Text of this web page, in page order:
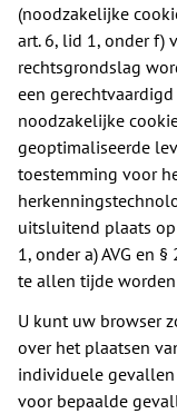
(noodzakelijke
art. 6, lid 1, onder f)
rechtsgrondslag
een
noodzakelijke
geoptimaliseerde
toestemming voor
uitsluitend plaats
1, onder a) AVG en
te allen tijde
U kunt uw browser
over het plaatsen
individuele gevallen
voor bepaalde